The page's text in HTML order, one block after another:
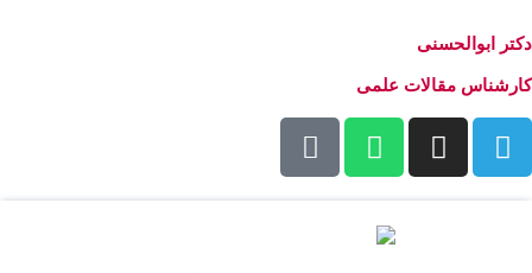
دکتر ابوالحسنی
کارشناس مقالات علمی